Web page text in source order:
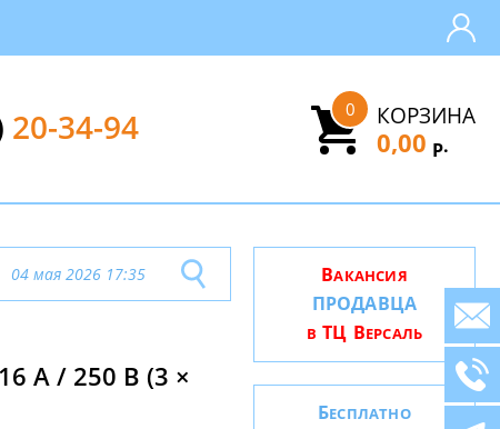
20-34-94 КОРЗИНА
0
0,00 Р.
04 мая 2026 17:35
А / 250 В (3 ×
ВАКАНСИЯ
ПРОДАВЦА
В ТЦ ВЕРСАЛЬ
БЕСПЛАТНО